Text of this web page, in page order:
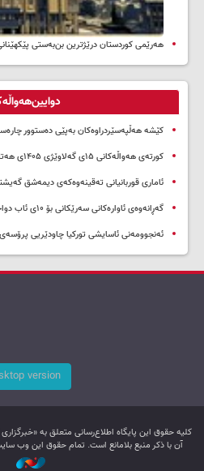
هەرێمی کوردستان درێژترین بن‌بەستی
کێشە هەڵپەسێردراوەکان بەپێی دەستوور
کورتەی هەواڵەکانی ۱۵ی گەلاوێژی ۱۴۰۵ی هەتاوی
ئاماری قوربانیانی تەقینەوەکەی دیمەشق گەیشتە ۱۵
گەڕانەوەی ئاوارەکانی سەرێکانی بۆ ۱۰ی ئاب دواخراوە
ئەنجوومەنی ئاسایشی تورکیا چاودێریی
version
کليه حقوق اين پایگاه اطلاع‌رسانی متعلق به
آن با ذکر منبع بلامانع است. تمام حقوق این وب